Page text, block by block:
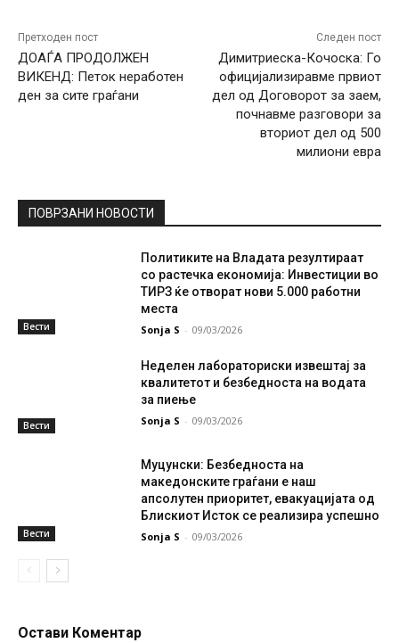
Претходен пост
ДОАЃА ПРОДОЛЖЕН
ВИКЕНД: Петок неработен
ден за сите граѓани
Следен пост
Димитриеска-Кочоска: Го
официјализиравме првиот
дел од Договорот за заем,
почнавме разговори за
вториот дел од 500
милиони евра
ПОВРЗАНИ НОВОСТИ
Вести
Политиките на Владата резултираат
со растечка економија: Инвестиции во
ТИРЗ ќе отворат нови 5.000 работни
места
Sonja S - 09/03/2026
Вести
Неделен лабораториски извештај за
квалитетот и безбедноста на водата
за пиење
Sonja S - 09/03/2026
Вести
Муцунски: Безбедноста на
македонските граѓани е наш
апсолутен приоритет, евакуацијата од
Блискиот Исток се реализира успешно
Sonja S - 09/03/2026
Остави Коментар